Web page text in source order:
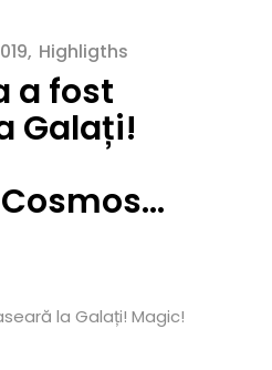
Highligths
a fost
Galați!
la Galați! Magic!